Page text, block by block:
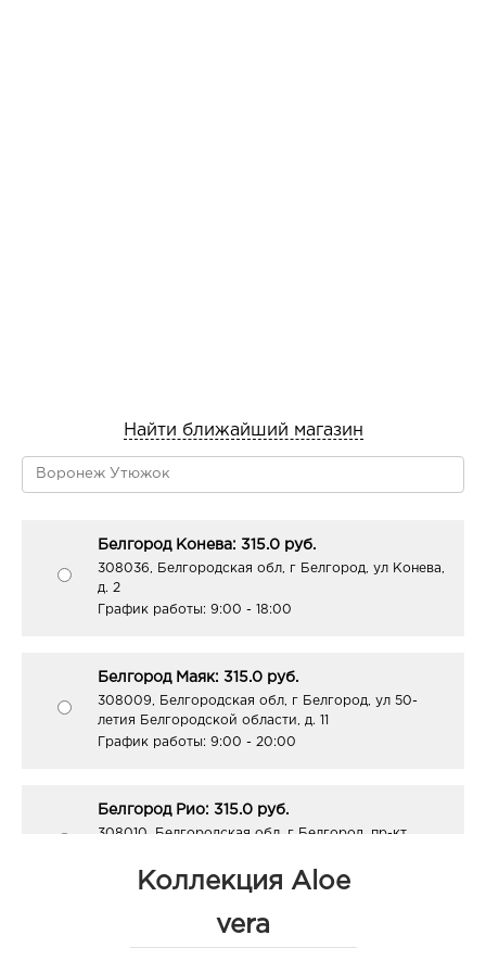
Найти ближайший магазин
Белгород Конева: 315.0 руб.
308036, Белгородская обл, г Белгород, ул Конева,
д. 2
График работы: 9:00 - 18:00
Белгород Маяк: 315.0 руб.
308009, Белгородская обл, г Белгород, ул 50-
летия Белгородской области, д. 11
График работы: 9:00 - 20:00
Белгород Рио: 315.0 руб.
308010, Белгородская обл, г Белгород, пр-кт
График работы:10:00 - 21:00
Коллекция Aloe
vera